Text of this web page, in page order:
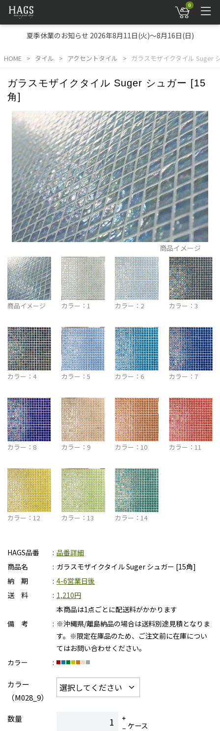
0
夏季休業のお知らせ 2026年8月11日(火)～8月16日(日)
HOME タイル アクセントタイル ガラスモザイクタイル Suger
ガラスモザイクタイル Suger シュガー [15
角]
商品イメージ
商品イメージ カラー：1 カラー：2 カラー：3
カラー：4 カラー：5 カラー：6 カラー：7
カラー：8 カラー：9 カラー：10 カラー：11
カラー：12 カラー：13 カラー：14
HAGS品番
品番詳細
商品名
ガラスモザイクタイル Suger シュガー [15角]
納 期
4-6営業日後
送 料
1,210円
本商品は1点ごとに配送料がかかります
備 考
※沖縄県/離島納品の場合は送料別途見積となりま
す。※限定在庫品のため、ご注文前に在庫につい
てはお問い合わせください。
カラー
カラー
（M028_9）
数量
ケース